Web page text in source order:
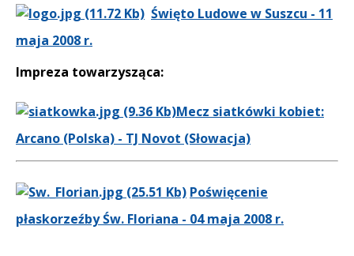
Święto Ludowe w Suszcu - 11
maja 2008 r.
Impreza towarzysząca:
Mecz siatkówki kobiet:
Arcano (Polska) - TJ Novot (Słowacja)
Poświęcenie
płaskorzeźby Św. Floriana - 04 maja 2008 r.